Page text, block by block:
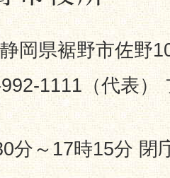
岡県裾野市佐野
1111（代表）
分～17時15分 閉